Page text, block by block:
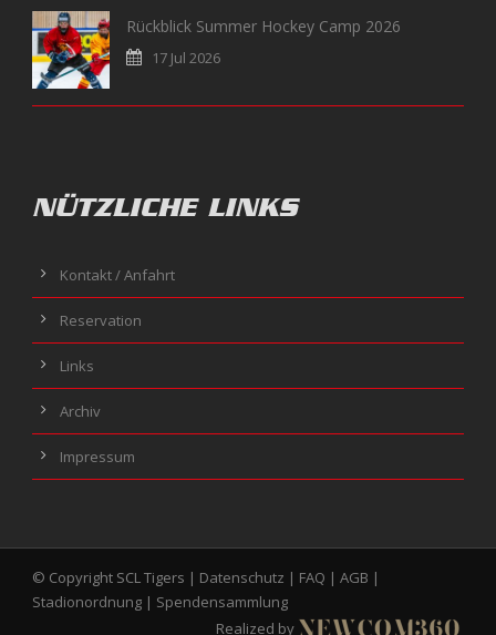
Rückblick Summer Hockey Camp 2026
17 Jul 2026
NÜTZLICHE LINKS
Kontakt / Anfahrt
Reservation
Links
Archiv
Impressum
© Copyright SCL Tigers | Datenschutz | FAQ | AGB |
Stadionordnung | Spendensammlung
Realized by